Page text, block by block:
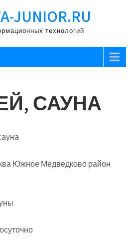
JUNIOR.RU
технологий
САУНА
Южное Медведково район